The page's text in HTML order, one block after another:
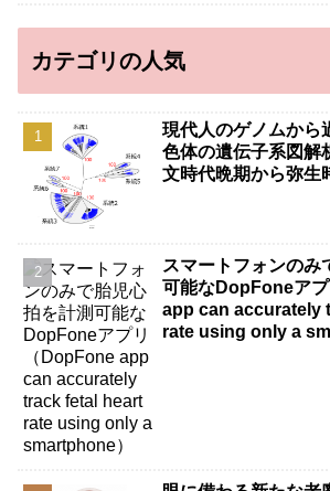
カテゴリの人気
現代人のゲノムから
色体の遺伝子系図解
文時代晩期から弥
スマートフォンのみ
可能なDopFoneア
app can accurately
rate using only a